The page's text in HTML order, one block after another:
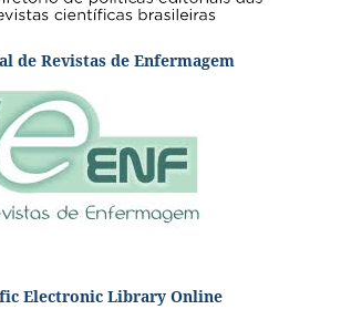
de Revistas de Enfermagem
Electronic Library Online